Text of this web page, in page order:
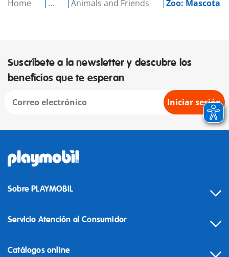
Home ... Animals and Friends Zoo: Mascota
Suscríbete a la newsletter y descubre los
beneficios que te esperan
Iniciar sesión
Sobre PLAYMOBIL
Servicio Atención al Consumidor
Catálogos online